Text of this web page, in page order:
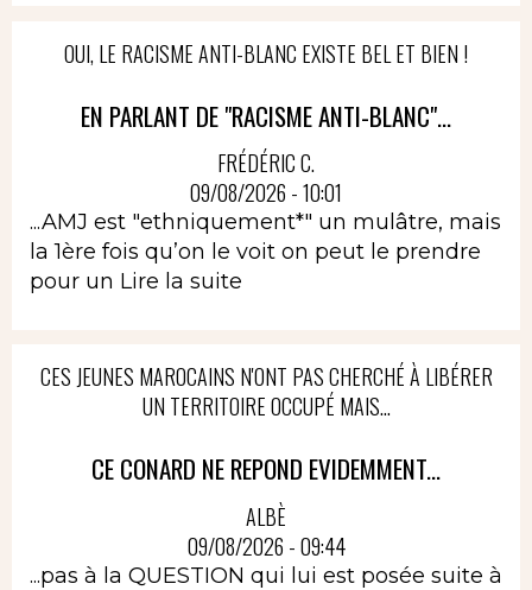
OUI, LE RACISME ANTI-BLANC EXISTE BEL ET BIEN !
EN PARLANT DE "RACISME ANTI-BLANC"...
FRÉDÉRIC C.
09/08/2026 - 10:01
...AMJ est "ethniquement*" un mulâtre, mais
la 1ère fois qu’on le voit on peut le prendre
pour un Lire la suite
CES JEUNES MAROCAINS N'ONT PAS CHERCHÉ À LIBÉRER
UN TERRITOIRE OCCUPÉ MAIS...
CE CONARD NE REPOND EVIDEMMENT...
ALBÈ
09/08/2026 - 09:44
...pas à la QUESTION qui lui est posée suite à